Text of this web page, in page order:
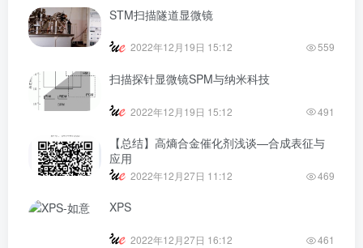
STM扫描隧道显微镜
2022年12月19日 15:12 559
扫描探针显微镜SPM与纳米科技
2022年12月19日 15:12 491
【总结】高熵合金催化剂浅谈—合成表征与
应用
2022年12月27日 11:12 469
XPS
2022年12月27日 16:12 461